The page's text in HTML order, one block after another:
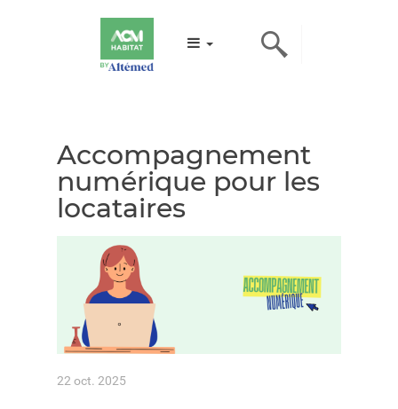
Accompagnement
numérique pour les
locataires
22 oct. 2025